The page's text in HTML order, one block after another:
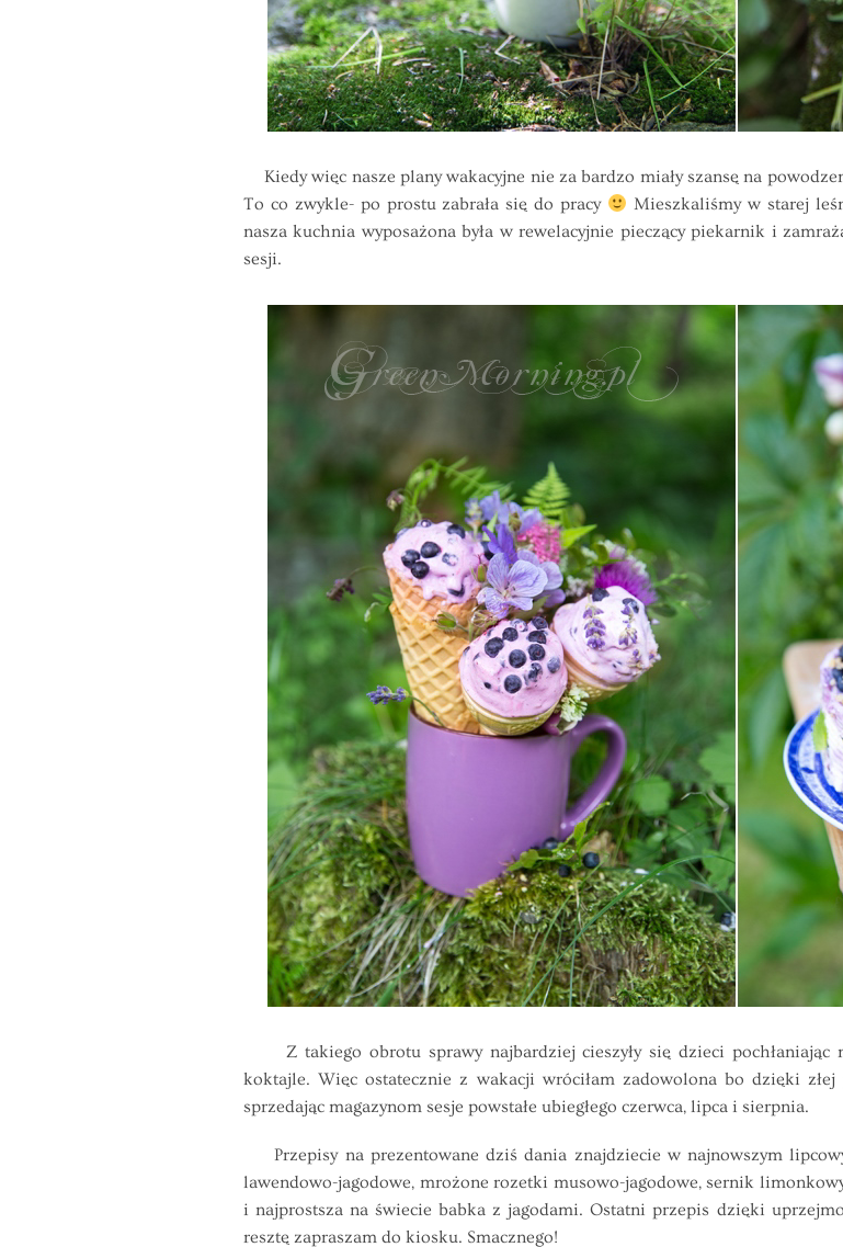
Kiedy więc nasze plany wakacyjne nie za bardzo miały szansę na
To co zwykle- po prostu zabrała się do pracy
Mieszkaliśmy w starej
nasza kuchnia wyposażona była w rewelacyjnie pieczący piekarnik i
sesji.
Z takiego obrotu sprawy najbardziej cieszyły się dzieci pochłaniając
koktajle. Więc ostatecznie z wakacji wróciłam zadowolona bo dzięki
sprzedając magazynom sesje powstałe ubiegłego czerwca, lipca i sierpnia.
Przepisy na prezentowane dziś dania znajdziecie w najnowszym
lawendowo-jagodowe, mrożone rozetki musowo-jagodowe, sernik
i najprostsza na świecie babka z jagodami. Ostatni przepis dzięki
resztę zapraszam do kiosku. Smacznego!